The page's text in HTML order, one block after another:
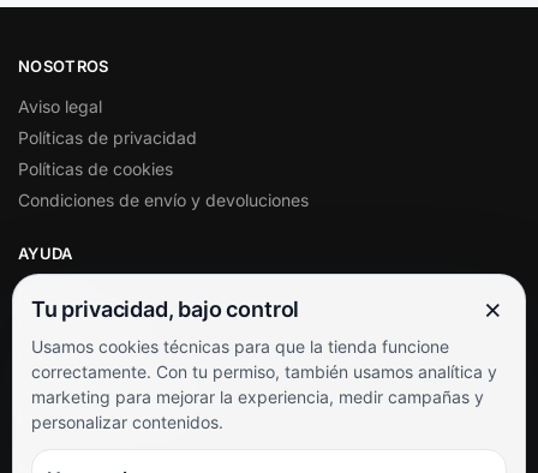
NOSOTROS
Aviso legal
Políticas de privacidad
Políticas de cookies
Condiciones de envío y devoluciones
AYUDA
Soporte al cliente
Contacto
Términos y condiciones
Preguntas frecuentes
Tu privacidad, bajo control ×
Usamos cookies técnicas para que la tienda funcione
correctamente. Con tu permiso, también usamos analítica y
marketing para mejorar la experiencia, medir campañas y
personalizar contenidos.